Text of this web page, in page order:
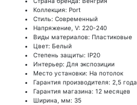
Коллекция: Port
Стиль: Современный
Напряжение, V: 220-240
Виды материалов: Пластиковые
Цвет: Белый
Степень защиты: IP20
Интерьер: Для экспозиции
Место установки: На потолок
Гарантия производителя: 2,5 года
Гарантия магазина: 12 месяцев
Ширина, мм: 35